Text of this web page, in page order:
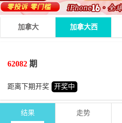
加拿大 加拿大西
62082 期
距离下期开奖 开奖中
期号
结果 走势